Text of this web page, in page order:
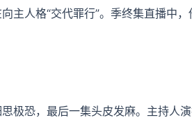
人格“交代罪行”。季终集直播中，
极恐，最后一集头皮发麻。主持人